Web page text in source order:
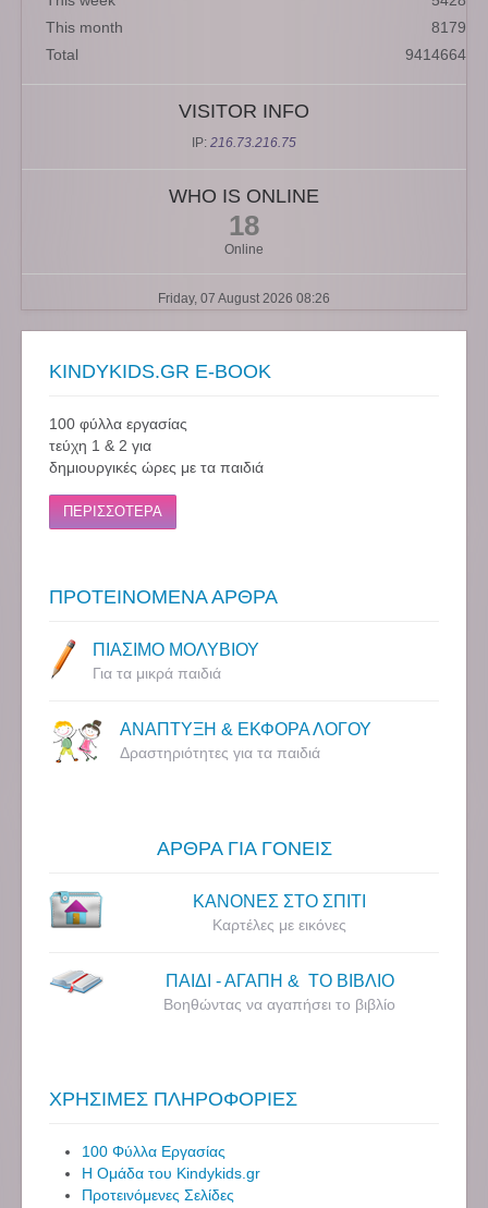
This month
8179
Total
9414664
VISITOR INFO
IP: 216.73.216.75
WHO IS ONLINE
18
Online
Friday, 07 August 2026 08:26
KINDYKIDS.GR E-BOOK
100 φύλλα εργασίας
τεύχη 1 & 2 για
δημιουργικές ώρες με τα παιδιά
ΠΕΡΙΣΣΟΤΕΡΑ
ΠΡΟΤΕΙΝΟΜΕΝΑ ΑΡΘΡΑ
ΠΙΑΣΙΜΟ ΜΟΛΥΒΙΟΥ
Για τα μικρά παιδιά
ΑΝΑΠΤΥΞΗ & ΕΚΦΟΡΑ ΛΟΓΟΥ
Δραστηριότητες για τα παιδιά
ΑΡΘΡΑ ΓΙΑ ΓΟΝΕΙΣ
ΚΑΝΟΝΕΣ ΣΤΟ ΣΠΙΤΙ
Καρτέλες με εικόνες
ΠΑΙΔΙ - ΑΓΑΠΗ & ΤΟ ΒΙΒΛΙΟ
Βοηθώντας να αγαπήσει το βιβλίο
ΧΡΗΣΙΜΕΣ ΠΛΗΡΟΦΟΡΙΕΣ
100 Φύλλα Εργασίας
Η Ομάδα του Kindykids.gr
Προτεινόμενες Σελίδες